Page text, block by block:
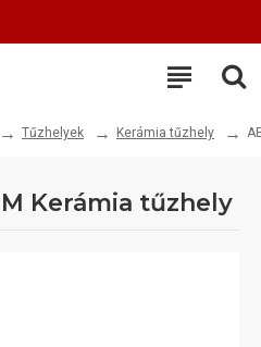
Tűzhelyek Kerámia tűzhely
Kerámia tűzhely